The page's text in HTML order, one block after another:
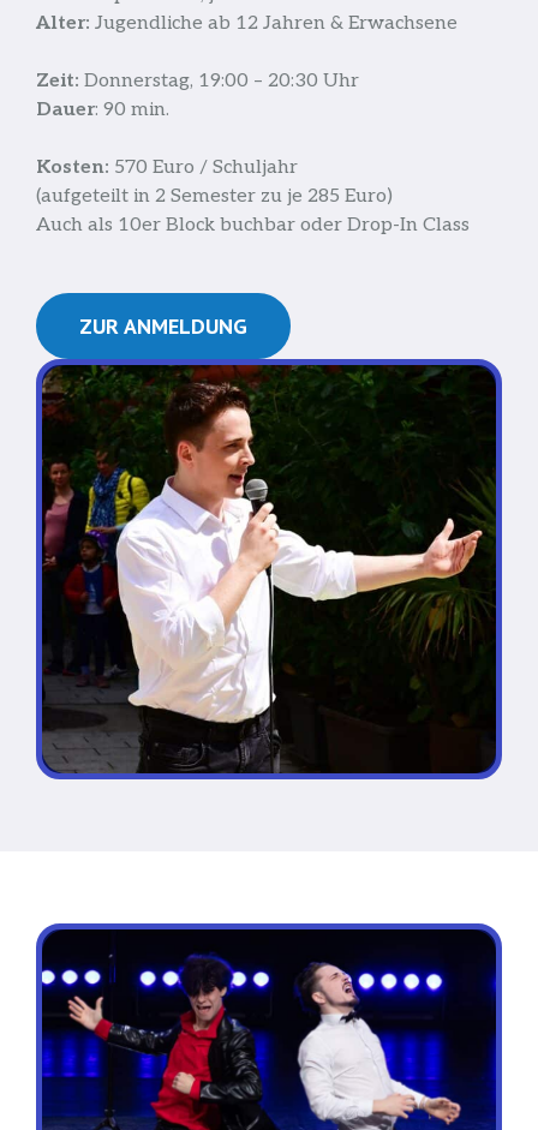
Alter: Jugendliche ab 12 Jahren & Erwachsene
Zeit: Donnerstag, 19:00 – 20:30 Uhr
Dauer: 90 min.
Kosten: 570 Euro / Schuljahr
(aufgeteilt in 2 Semester zu je 285 Euro)
Auch als 10er Block buchbar oder Drop-In Class
ZUR ANMELDUNG